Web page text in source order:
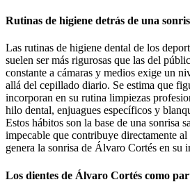
Rutinas de higiene detrás de una
Las rutinas de higiene dental de los
suelen ser más rigurosas que las del
constante a cámaras y medios exige un
allá del cepillado diario. Se estima que
incorporan en su rutina limpiezas
hilo dental, enjuagues específicos y
Estos hábitos son la base de una sonrisa
impecable que contribuye directamente
genera la sonrisa de Álvaro Cortés en su
Los dientes de Álvaro Cortés como